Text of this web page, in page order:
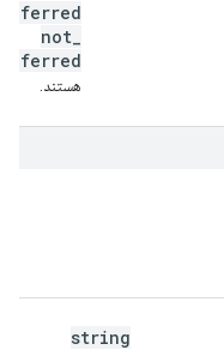
not
هستند.
string